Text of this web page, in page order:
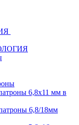
6,8х11 мм в
6,8/18мм